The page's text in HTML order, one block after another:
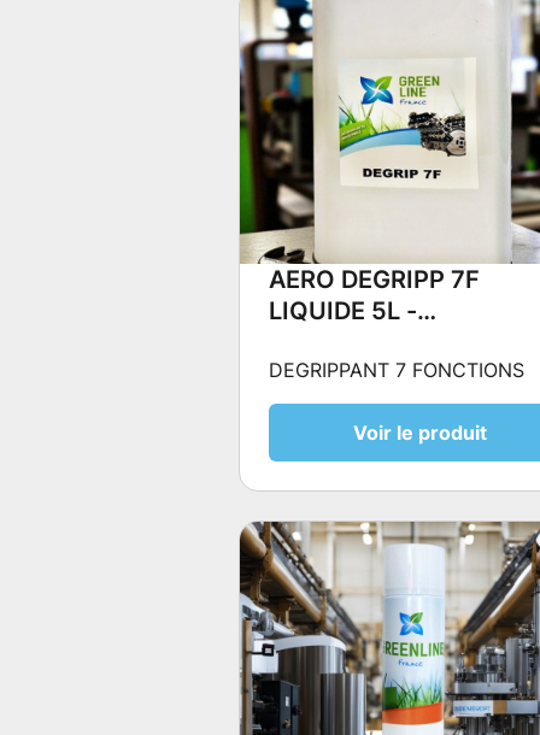
AERO DEGRIPP 7F
LIQUIDE 5L -
FONCTIONS
DEGRIPPANT 7 FONCTIONS
Voir le produit